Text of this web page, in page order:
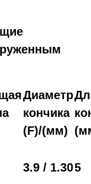
Диаметр
кончика
(F)/(мм)
3.9 / 1.305